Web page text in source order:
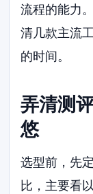
流程的能力
清几款主流
的时间。
弄清测
悠
选型前，先
比，主要看